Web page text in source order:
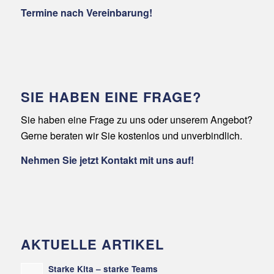
Termine nach Vereinbarung!
SIE HABEN EINE FRAGE?
Sie haben eine Frage zu uns oder unserem Angebot?
Gerne beraten wir Sie kostenlos und unverbindlich.
Nehmen Sie jetzt Kontakt mit uns auf!
AKTUELLE ARTIKEL
Starke Kita – starke Teams